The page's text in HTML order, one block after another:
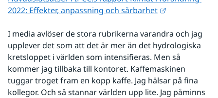
2022: Effekter, anpassning och sårbarhet
I media avlöser de stora rubrikerna varandra och jag
upplever det som att det är mer än det hydrologiska
kretsloppet i världen som intensifieras. Men så
kommer jag tillbaka till kontoret. Kaffemaskinen
tuggar troget fram en kopp kaffe. Jag hälsar på fina
kollegor. Och så stannar världen upp lite. Jag påminns